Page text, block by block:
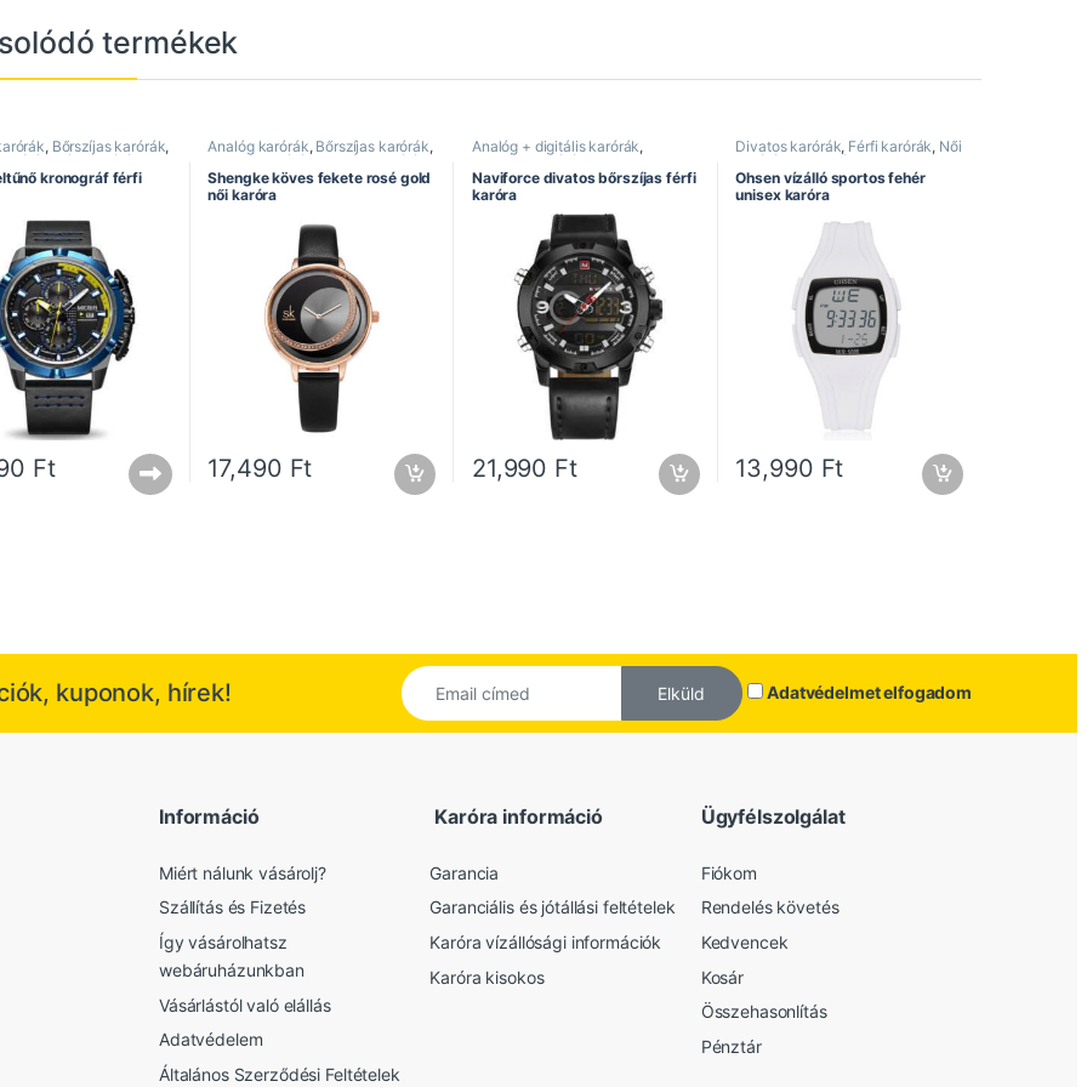
termékek
, Bőrszíjas karórák,
Férfi karórák
karórák,Megir óra,
kronográf férfi
Ft
Analóg karórák, Bőrszíjas karórák,
Divatos karórák
Elegáns karórák
Női karórák,Shengke óra
Shengke köves fekete rosé gold
női karóra
17,490 Ft
Analóg + digitális karórák,
Bőrszíjas karórák
karórák,Dual kijelzős karórák,
Férfi karórák
Naviforce óra
Sportos karórák
Naviforce divatos bőrszíjas férfi
karóra
21,990 Ft
Divatos karórák, Férfi karórák, Női
karórák
Ohsen óra
karórák,Vízálló karórák
Ohsen vízálló sportos fehér
unisex karóra
13,990 Ft
kuponok, hírek! Elküld Adatvédelmet elfogadom
Információ
Miért nálunk vásárolj?
Szállítás és Fizetés
Így vásárolhatsz
webáruházunkban
Vásárlástól való elállás
Adatvédelem
Általános Szerződési Feltételek
Karóra információ
Garancia
Garanciális és jótállási feltételek
Karóra vízállósági információk
Karóra kisokos
Ügyfélszolgálat
Fiókom
Rendelés követés
Kedvencek
Kosár
Összehasonlítás
Pénztár